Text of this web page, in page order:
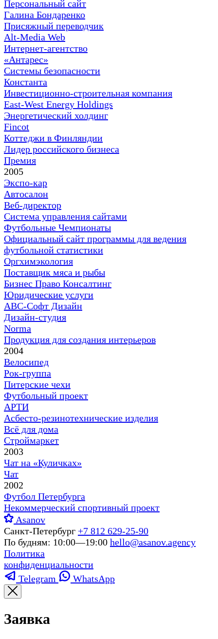
Персональный сайт
Галина Бондаренко
Присяжный переводчик
Alt-Media Web
Интернет-агентство
«Антарес»
Системы безопасности
Константа
Инвестиционно-строительная компания
East-West Energy Holdings
Энергетический холдинг
Fincot
Коттеджи в Финляндии
Лидер российского бизнеса
Премия
2005
Экспо-кар
Автосалон
Веб-директор
Система управления сайтами
Футбольные Чемпионаты
Официальный сайт программы для ведения
футбольной статистики
Оргхимэкология
Поставщик мяса и рыбы
Бизнес Право Консалтинг
Юридические услуги
АВС-Софт Дизайн
Дизайн-студия
Norma
Продукция для создания интерьеров
2004
Велосипед
Рок-группа
Питерские чехи
Футбольный проект
АРТИ
Асбесто-резинотехнические изделия
Всё для дома
Строймаркет
2003
Чат на «Куличках»
Чат
2002
Футбол Петербурга
Некоммерческий спортивный проект
Asanov
Санкт-Петербург +7 812 629-25-90
По будням: 10:00—19:00 hello@asanov.agency
Политика
конфиденциальности
Telegram
WhatsApp
Заявка